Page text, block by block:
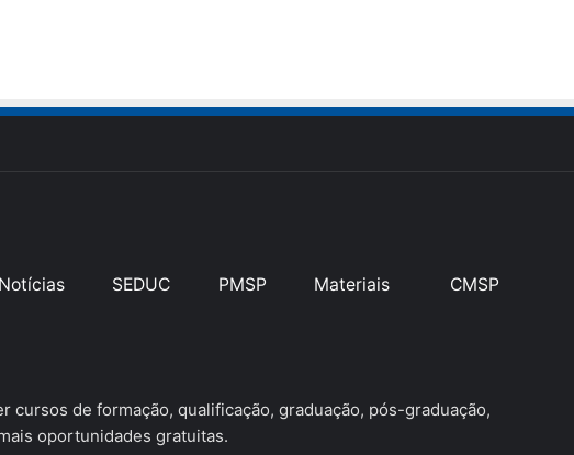
Notícias SEDUC PMSP Materiais CMSP
cursos de formação, qualificação, graduação, pós-graduação,
oportunidades gratuitas.